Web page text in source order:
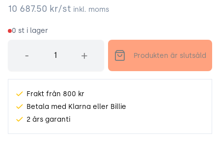
10 687.50 kr/st inkl. moms
0 st i lager
- + Produkten är slutsåld
Frakt från 800 kr
Betala med Klarna eller Billie
2 års garanti